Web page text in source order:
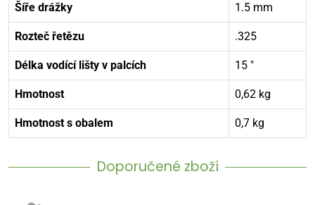
Šíře drážky 1.5 mm
Rozteč řetězu .325
Délka vodící lišty v palcích 15 "
Hmotnost 0,62 kg
Hmotnost s obalem 0,7 kg
Doporučené zboží